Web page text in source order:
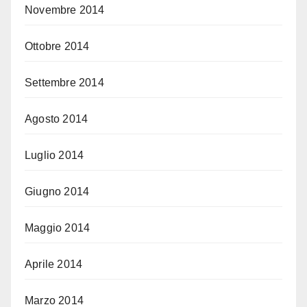
Novembre 2014
Ottobre 2014
Settembre 2014
Agosto 2014
Luglio 2014
Giugno 2014
Maggio 2014
Aprile 2014
Marzo 2014